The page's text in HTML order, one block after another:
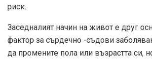
риск.
Заседналият начин на живот е друг
фактор за сърдечно -съдови
да промените пола или възрастта си,